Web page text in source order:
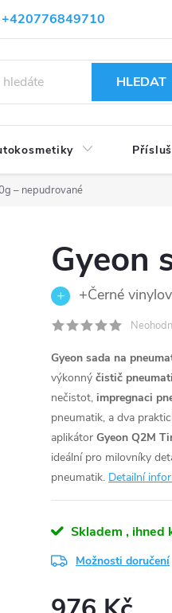
+420776849710
ochrany osobních údajů
HLEDAT
– nepudrované
Gyeon
+Černé
Gyeon sada na
výkonný čistič
nečistot, impregnaci
pneumatik, a dva
aplikátor Gyeon Q2M
ideální pro milovníky
pneumatik. Detailní
Skladem , ihned
Možnosti doručení